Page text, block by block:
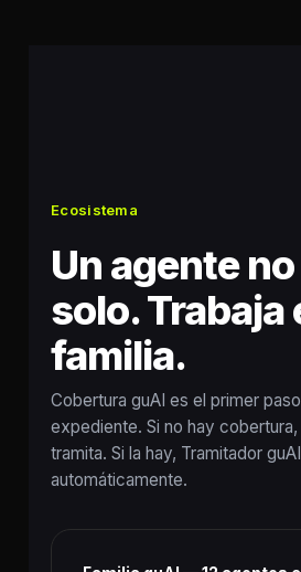
Ecosistema
Un agente
solo. Trabaja
familia.
Cobertura guAI es el primer
expediente. Si no hay
tramita. Si la hay, Tramitador
automáticamente.